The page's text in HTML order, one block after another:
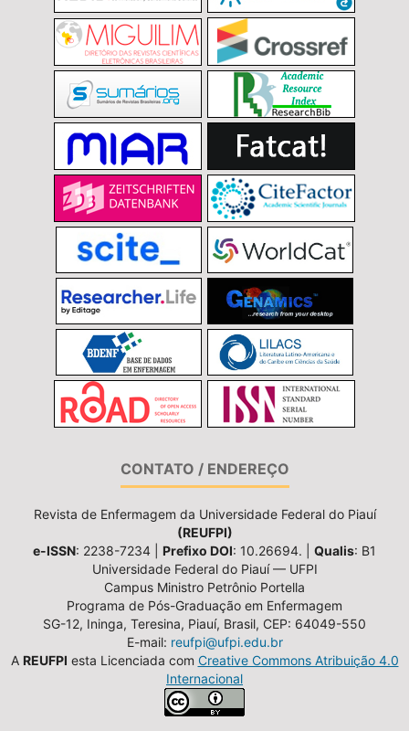
CONTATO / ENDEREÇO
Revista de Enfermagem da Universidade Federal do Piauí
(REUFPI)
e-ISSN: 2238-7234 | Prefixo DOI: 10.26694. | Qualis: B1
Universidade Federal do Piauí — UFPI
Campus Ministro Petrônio Portella
Programa de Pós-Graduação em Enfermagem
SG-12, Ininga, Teresina, Piauí, Brasil, CEP: 64049-550
E-mail: reufpi@ufpi.edu.br
A REUFPI esta Licenciada com Creative Commons Atribuição 4.0
Internacional